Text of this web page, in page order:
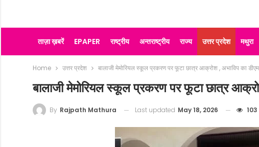
ताज़ा ख़बरें EPAPER राष्ट्रीय अन्तराष्ट्रीय राज्य उत्तर प्रदेश मथुरा
Home उत्तर प्रदेश बालाजी मेमोरियल स्कूल प्रकरण पर फूटा छात्र आक्रोश , अभाविप का डीएम
बालाजी मेमोरियल स्कूल प्रकरण पर फूटा छात्र
By Rajpath Mathura Last updated May 18, 2026 103